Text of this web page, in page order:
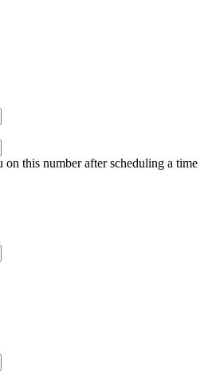
this number after scheduling a time